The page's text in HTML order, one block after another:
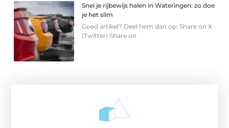
Snel je rijbewijs halen in Wateringen: zo doe
je het slim
Goed artikel? Deel hem dan op: Share on X
(Twitter) Share on